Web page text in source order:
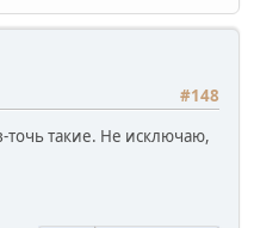
#148
точь такие. Не исключаю,